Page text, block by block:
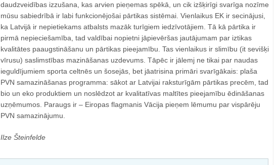
daudzveidības izzušana, kas arvien pieņemas spēkā, un cik izšķirīgi svarīga nozīme
mūsu sabiedrībā ir labi funkcionējošai pārtikas sistēmai. Vienlaikus EK ir secinājusi,
ka Latvijā ir nepietiekams atbalsts mazāk turīgiem iedzīvotājiem. Tā kā pārtika ir
pirmā nepieciešamība, tad valdībai nopietni jāpievēršas jautājumam par iztikas
kvalitātes paaugstināšanu un pārtikas pieejamību. Tas vienlaikus ir slimību (it sevišķi
vīrusu) saslimstības mazināšanas uzdevums. Tāpēc ir jālemj ne tikai par naudas
ieguldījumiem sporta celtnēs un šosejās, bet jāatrisina primāri svarīgākais: plaša
PVN samazināšanas programma: sākot ar Latvijai raksturīgām pārtikas precēm, tad
bio un eko produktiem un noslēdzot ar kvalitatīvas maltītes pieejamību ēdināšanas
uzņēmumos. Paraugs ir ‒ Eiropas flagmanis Vācija pieņem lēmumu par vispārēju
PVN samazinājumu.
Ilze Šteinfelde